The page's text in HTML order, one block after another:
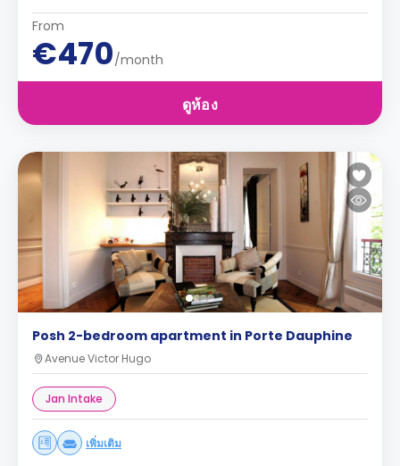
From
€470/month
ดูห้อง
Posh 2-bedroom apartment in Porte Dauphine
Avenue Victor Hugo
Jan Intake
เพิ่มเติม